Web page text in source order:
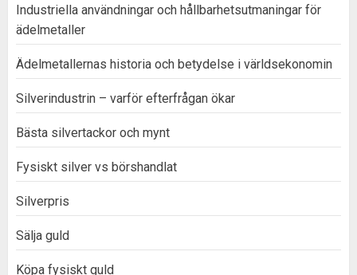
Industriella användningar och hållbarhetsutmaningar för
ädelmetaller
Ädelmetallernas historia och betydelse i världsekonomin
Silverindustrin – varför efterfrågan ökar
Bästa silvertackor och mynt
Fysiskt silver vs börshandlat
Silverpris
Sälja guld
Köpa fysiskt guld